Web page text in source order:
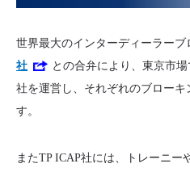
世界最大のインターディーラーブ
社
との合弁により、東京市
社を運営し、それぞれのブロー
す。
またTP ICAP社には、トレーニー